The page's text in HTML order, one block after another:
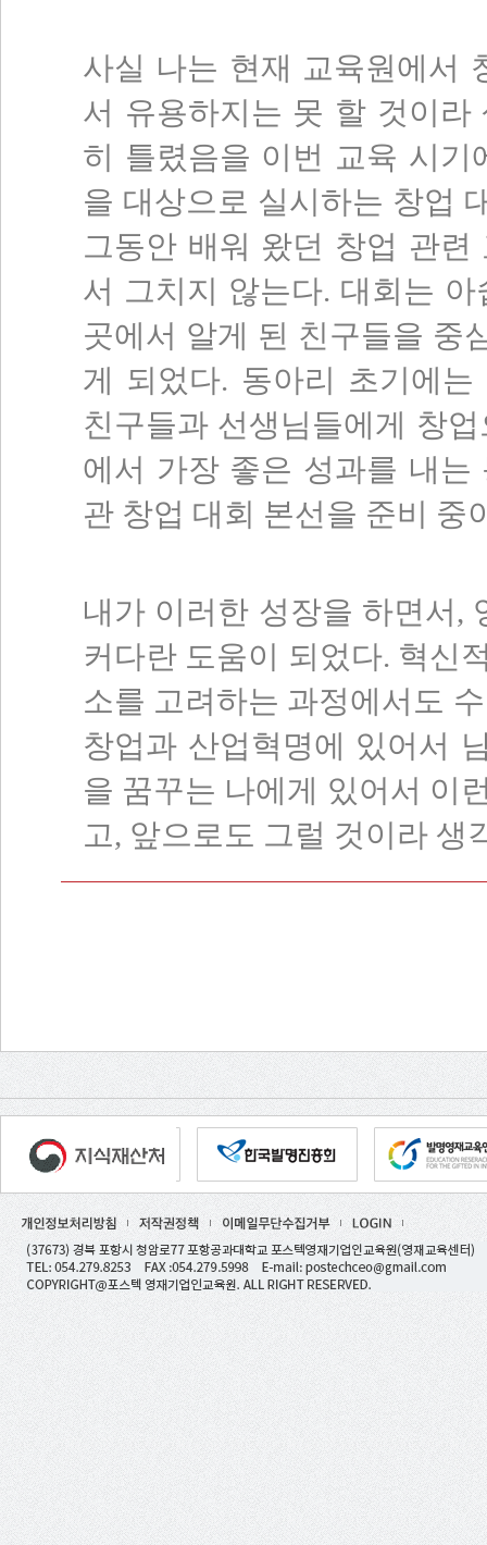
사실 나는 현재 교육원에서
서 유용하지는 못 할 것이라
히 틀렸음을 이번 교육 시기
을 대상으로 실시하는 창업
그동안 배워 왔던 창업 관
서 그치지 않는다. 대회는 아
곳에서 알게 된 친구들을 중
게 되었다. 동아리 초기에
친구들과 선생님들에게 창
에서 가장 좋은 성과를 내는
관 창업 대회 본선을 준비 중
내가 이러한 성장을 하면서,
커다란 도움이 되었다. 혁신
소를 고려하는 과정에서도
창업과 산업혁명에 있어서
을 꿈꾸는 나에게 있어서 이
고, 앞으로도 그럴 것이라 생